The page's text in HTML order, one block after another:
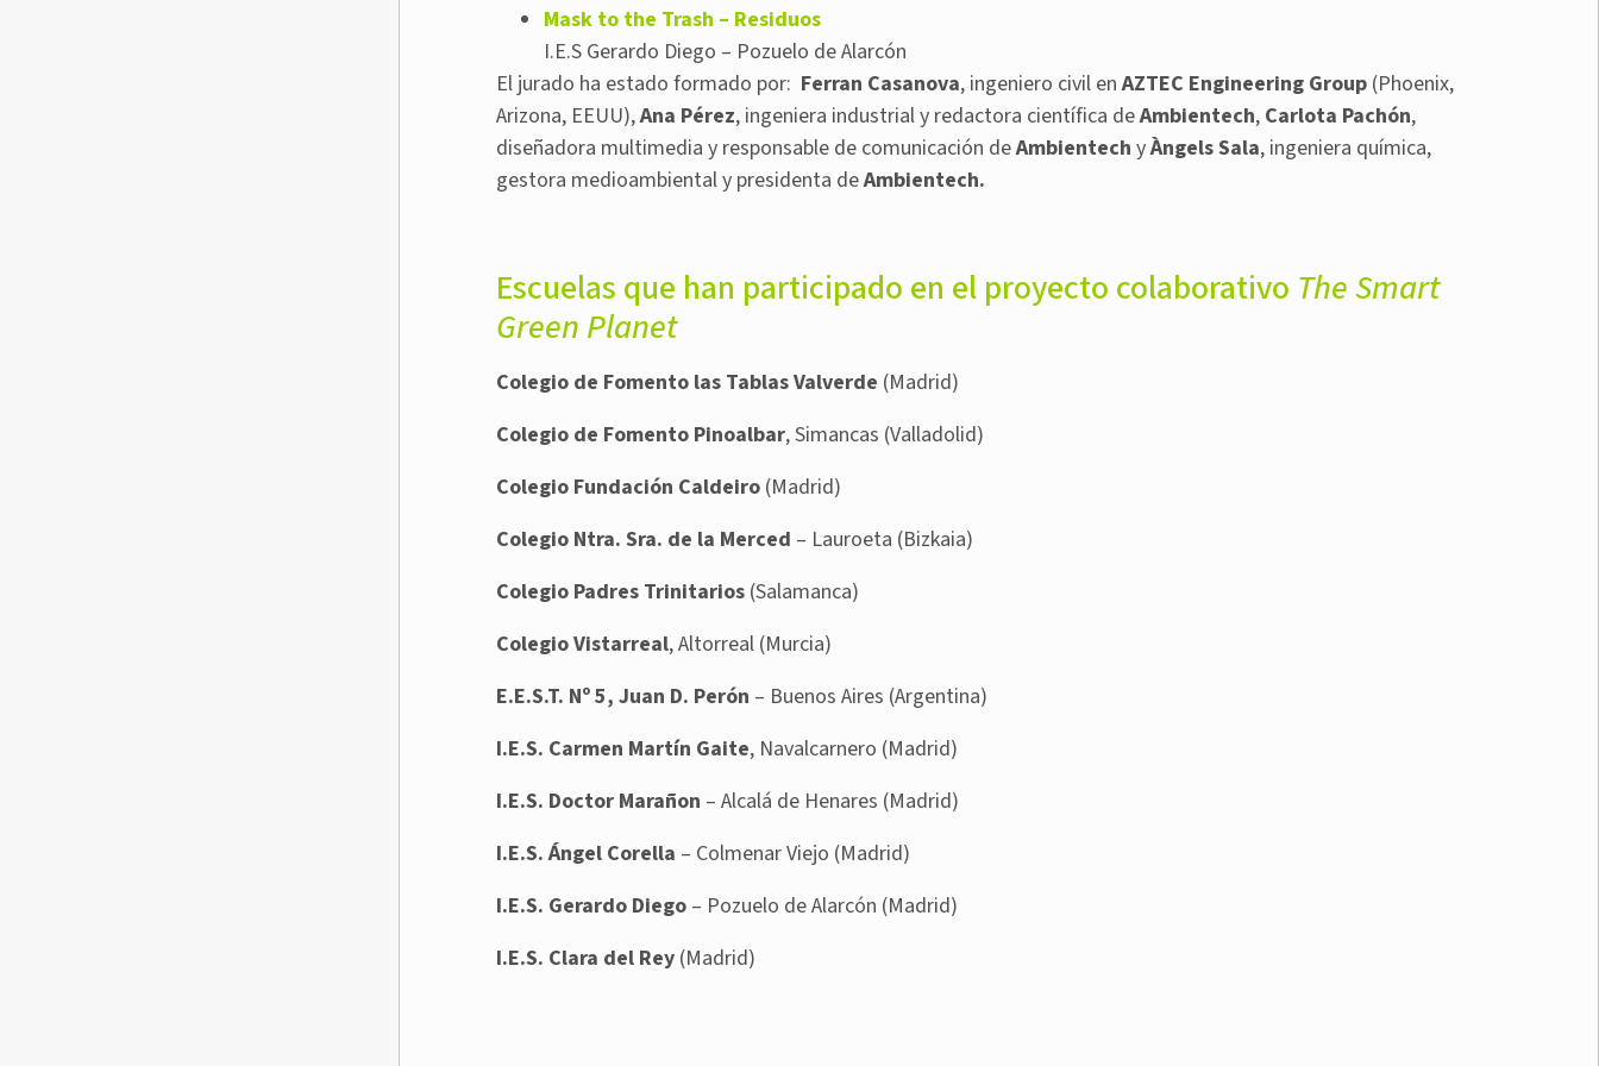
Mask to the Trash – Residuos
I.E.S Gerardo Diego – Pozuelo de Alarcón
El jurado ha estado formado por: Ferran Casanova, ingeniero civil enAZTEC Engineering Group (Phoenix,
Arizona, EEUU),Ana Pérez, ingeniera industrial y redactora científica deAmbientech, Carlota Pachón,
diseñadora multimedia y responsable de comunicación deAmbientech yÀngels Sala, ingeniera química,
gestora medioambiental y presidenta deAmbientech.
Escuelas que han participado en el proyecto colaborativo The Smart
Green Planet
Colegio de Fomento las Tablas Valverde (Madrid)
Colegio de Fomento Pinoalbar, Simancas (Valladolid)
Colegio Fundación Caldeiro (Madrid)
Colegio Ntra. Sra. de la Merced – Lauroeta (Bizkaia)
Colegio Padres Trinitarios (Salamanca)
Colegio Vistarreal, Altorreal (Murcia)
E.E.S.T. Nº 5, Juan D. Perón – Buenos Aires (Argentina)
I.E.S. Carmen Martín Gaite, Navalcarnero (Madrid)
I.E.S. Doctor Marañon – Alcalá de Henares (Madrid)
I.E.S. Ángel Corella – Colmenar Viejo (Madrid)
I.E.S. Gerardo Diego – Pozuelo de Alarcón (Madrid)
I.E.S. Clara del Rey (Madrid)